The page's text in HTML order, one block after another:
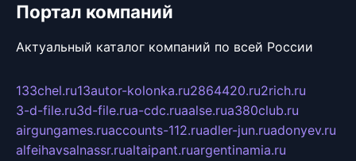
Портал компаний
Актуальный каталог компаний по всей России
133chel.ru13autor-kolonka.ru2864420.ru2rich.ru
3-d-file.ru3d-file.rua-cdc.ruaalse.rua380club.ru
airgungames.ruaccounts-112.ruadler-jun.ruadonyev.ru
alfeihavsalnassr.rualtaipant.ruargentinamia.ru